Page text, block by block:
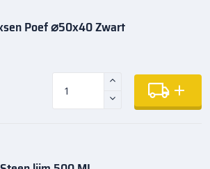
Poef ⌀50x40 Zwart